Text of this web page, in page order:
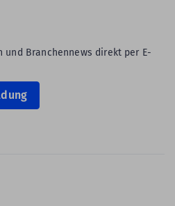
und Branchennews direkt per E-